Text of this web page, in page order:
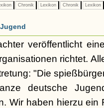
Chronik Lexikon Chronik Lexikon
veröffentlicht
richtet.
"Die
deutsche
Wir haben hierzu ein